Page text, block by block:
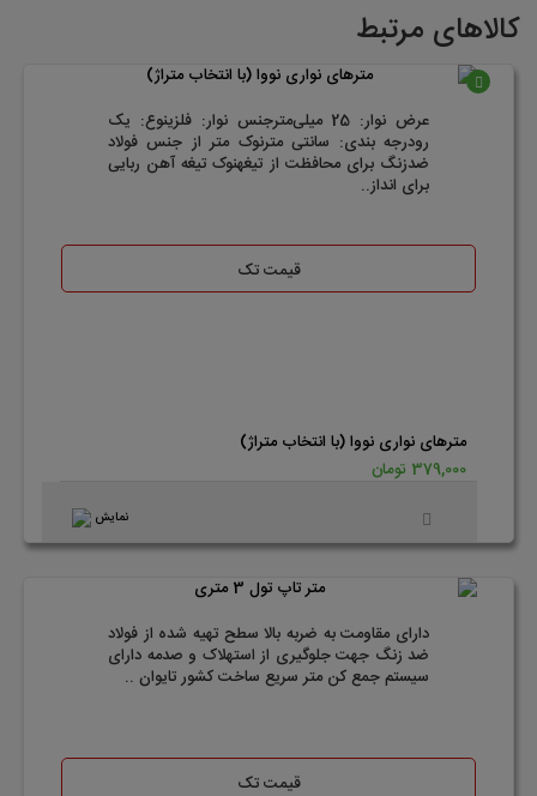
کالاهای مرتبط
عرض نوار: 25 میلی‌مترجنس نوار: فلزینوع: یک
رودرجه بندی: سانتی مترنوک متر از جنس فولاد
ضدزنگ برای محافظت از تیغهنوک تیغه آهن ربایی
برای انداز..
قیمت تک
مترهای نواری نووا (با انتخاب متراژ)
379,000 تومان
نمایش
دارای مقاومت به ضربه بالا سطح تهیه شده از فولاد
ضد زنگ جهت جلوگیری از استهلاک و صدمه دارای
سیستم جمع کن متر سریع ساخت کشور تایوان ..
قیمت تک